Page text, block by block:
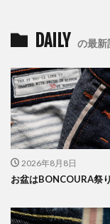
DAILY の最新
2026年8月8日
お盆はBONCOURA祭